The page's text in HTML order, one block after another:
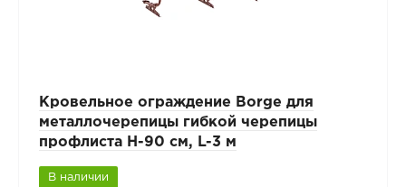
Кровельное ограждение Borge для
металлочерепицы гибкой черепицы
профлиста Н-90 см, L-3 м
В наличии